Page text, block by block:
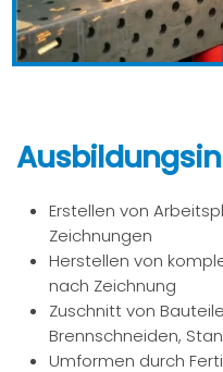
Erstellen von
Zeichnungen
Herstellen von
nach Zeichnung
Zuschnitt von
Brennschneiden,
Umformen durch